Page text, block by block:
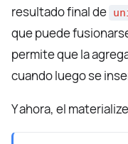
resultado final de
que puede
permite que la
cuando luego se
Y ahora, el